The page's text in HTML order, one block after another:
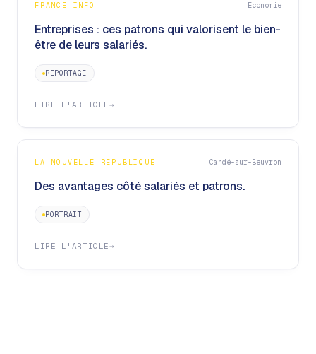
FRANCE INFO Économie
Entreprises : ces patrons qui valorisent le bien-
être de leurs salariés.
REPORTAGE
LIRE L'ARTICLE→
LA NOUVELLE RÉPUBLIQUE Candé-sur-Beuvron
Des avantages côté salariés et patrons.
PORTRAIT
LIRE L'ARTICLE→